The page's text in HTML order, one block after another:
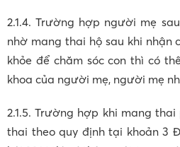
2.1.4. Trường hợp người mẹ
nhờ mang thai hộ sau khi nhận
khỏe để chăm sóc con thì có
khoa của người mẹ, người mẹ
2.1.5. Trường hợp khi mang
thai theo quy định tại khoản 3